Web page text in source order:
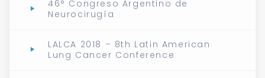
46° Congreso Argentino de
Neurocirugía
LALCA 2018 – 8th Latin American
Lung Cancer Conference